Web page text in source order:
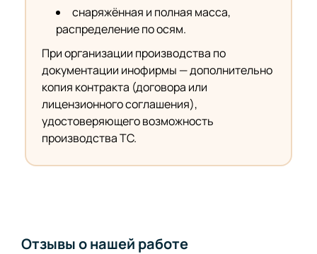
снаряжённая и полная масса,
распределение по осям.
При организации производства по
документации инофирмы — дополнительно
копия контракта (договора или
лицензионного соглашения),
удостоверяющего возможность
производства ТС.
Отзывы о нашей работе